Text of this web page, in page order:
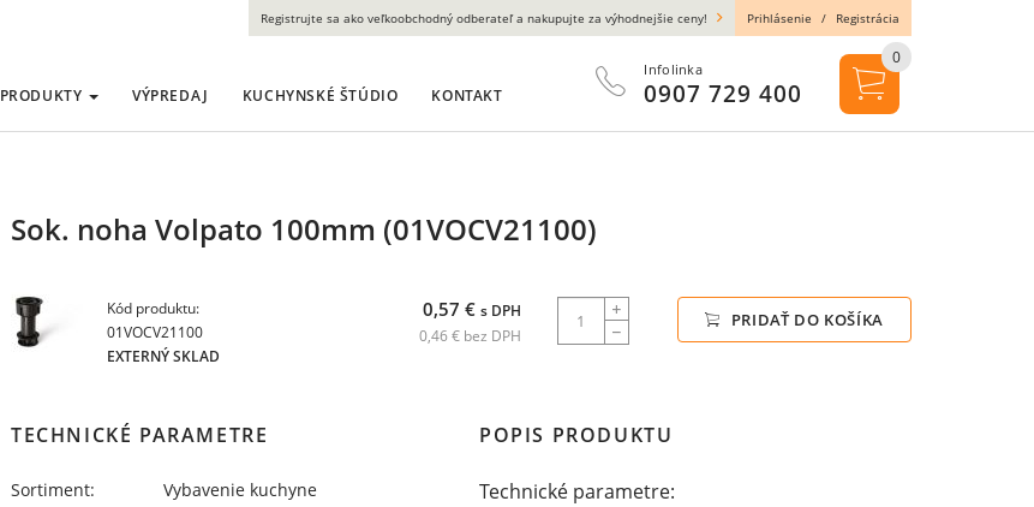
Sok. noha Volpato 100mm (01VOCV21100)
Kód produktu:
01VOCV21100
EXTERNÝ SKLAD
0,57 € s DPH
0,46 € bez DPH
PRIDAŤ DO KOŠÍKA
TECHNICKÉ PARAMETRE
Sortiment:
Vybavenie kuchyne
POPIS PRODUKTU
Technické parametre:
Registrujte sa ako veľkoobchodný odberateľ a nakupujte za výhodnejšie ceny! Prihlásenie / Registrácia
PRODUKTY VÝPREDAJ KUCHYNSKÉ ŠTÚDIO KONTAKT
Infolinka
0907 729 400
0